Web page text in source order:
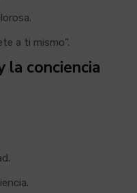
a ti mismo”.
conciencia